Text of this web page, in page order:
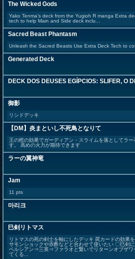
The Wicked Gods
Yako Tenma’s deck from the Yugioh R manga Extra
tech to help Main and Side deck inclu...
Sacred Beast Phantasm
Unleash the Sacred Beasts Use Extra Deck Tech to
Generated Deck
DECK DOS DEUSES EGÍPCIOS: SLIFER, O
御影
リシドデッキ
【DM】炎まといし不死鳥となりて
王の棺の効果でガーディアン・スライムを落としてラー
す。 高めの火力が期待できます
ラーの翼神竜
Jam
11 pts
마리크
巳剣リトマス
リトマスの死の剣士を軸にしたデッキ 罠カードの効果
サモンショックや赤酢などと合わせて使いたい 〇巳剣
ベルシアン⇒三英⇒ファラオと繋いでリターンオブザワ
てくる...